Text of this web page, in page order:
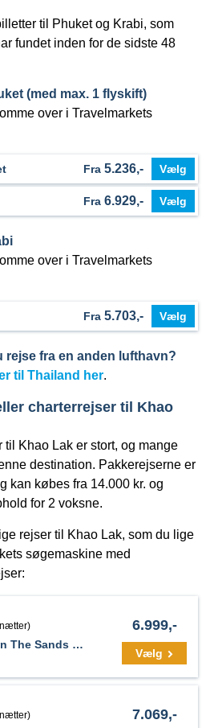
til Phuket og Krabi, som
fundet inden for de sidste 48
(med max. 1 flyskift)
over i Travelmarkets
Fra 5.236,- Vælg
Fra 6.929,- Vælg
over i Travelmarkets
Fra 5.703,- Vælg
rejse fra en anden lufthavn?
til Thailand her.
charterrejser til Khao
Khao Lak er stort, og mange
destination. Pakkerejserne er
kan købes fra 14.000 kr. og
for 2 voksne.
rejser til Khao Lak, som du lige
søgemaskine med
The Leaf on The Sands by Katathani - SHA Extra Plus
6.999,-
Vælg
7.069,-